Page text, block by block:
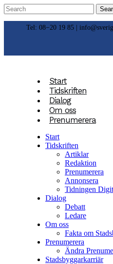
Tel: 08−20 19 85 |
Start
Tidskriften
Dialog
Om oss
Prenumerera
Start
Tidskriften
Artiklar
Redaktion
Prenumerera
Annonsera
Tidningen
Dialog
Debatt
Ledare
Om oss
Fakta om
Prenumerera
Ändra
Stadsbyggarkarriär